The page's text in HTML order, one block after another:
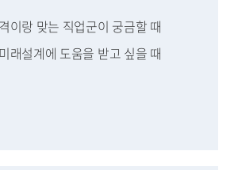
이랑 맞는 직업군이 궁금할 때
래설계에 도움을 받고 싶을 때